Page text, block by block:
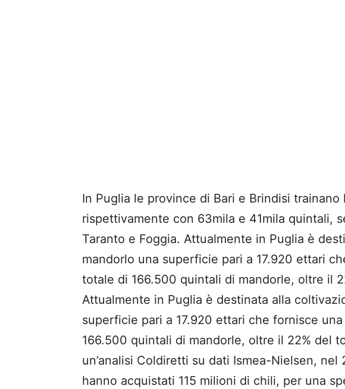
In Puglia le province di Bari e Brindisi
rispettivamente con 63mila e 41mila quintali,
Taranto e Foggia. Attualmente in Puglia è
mandorlo una superficie pari a 17.920 ettari
totale di 166.500 quintali di mandorle, oltre il
Attualmente in Puglia è destinata alla
superficie pari a 17.920 ettari che fornisce
166.500 quintali di mandorle, oltre il 22% del
un’analisi Coldiretti su dati Ismea-Nielsen,
hanno acquistati 115 milioni di chili, per una